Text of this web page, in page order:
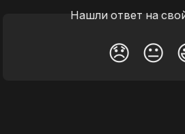
Нашли ответ на
😞 😐